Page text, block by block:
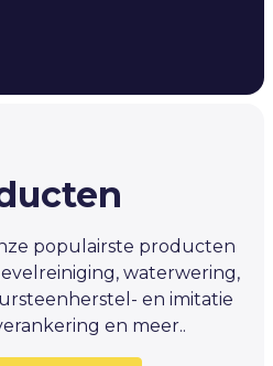
populairste producten
waterwering,
en imitatie
en meer..